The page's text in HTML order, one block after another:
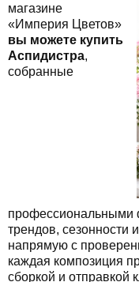
магазине
«Империя Цветов»
вы можете купить
Аспидистра,
собранные
профессиональными
трендов, сезонности
напрямую с
каждая композиция
сборкой и отправкой